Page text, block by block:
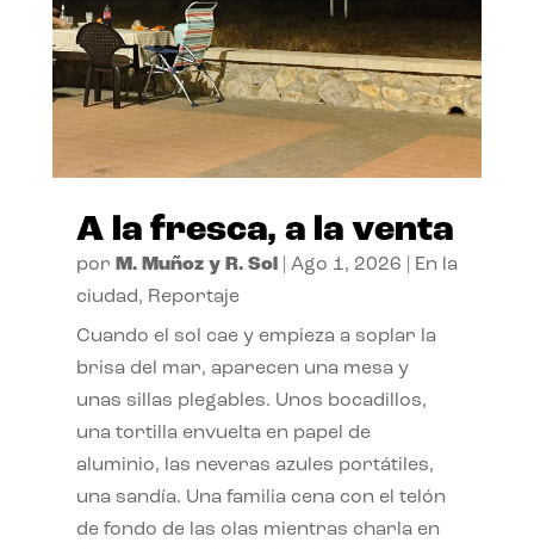
A la fresca, a la venta
por M. Muñoz y R. Sol Ago 1, 2026
En la
ciudad, Reportaje
Cuando el sol cae y empieza a soplar la
brisa del mar, aparecen una mesa y
unas sillas plegables. Unos bocadillos,
una tortilla envuelta en papel de
aluminio, las neveras azules portátiles,
una sandía. Una familia cena con el telón
de fondo de las olas mientras charla en